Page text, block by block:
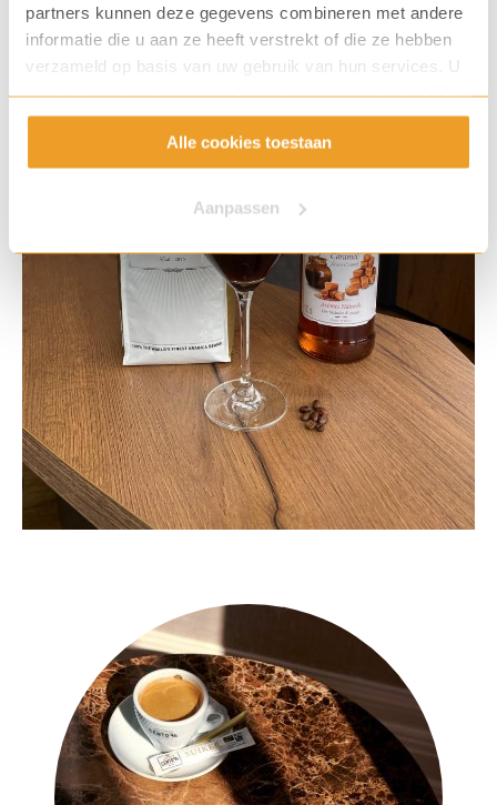
partners kunnen deze gegevens combineren met andere
informatie die u aan ze heeft verstrekt of die ze hebben
verzameld op basis van uw gebruik van hun services. U
gaat akkoord met onze cookies als u onze website blijft
gebruiken.
Alle cookies toestaan
Aanpassen